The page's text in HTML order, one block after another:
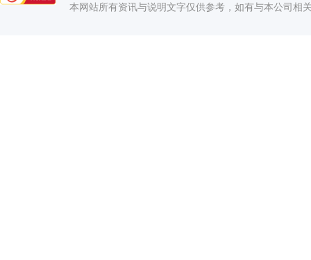
本网站所有资讯与说明文字仅供参考，如有与本公司相